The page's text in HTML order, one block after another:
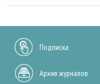
Подписка
Архив журналов